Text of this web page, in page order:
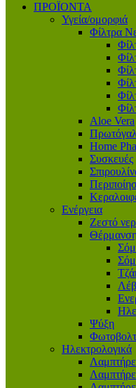
ΠΡΟΪΟΝΤΑ
Υγεία/ομορφιά
Φίλτρα
Aloe Vera
Home
Συσκευές
Ενέργεια
Ζεστό
Ψύξη
Ηλεκτρολογικά